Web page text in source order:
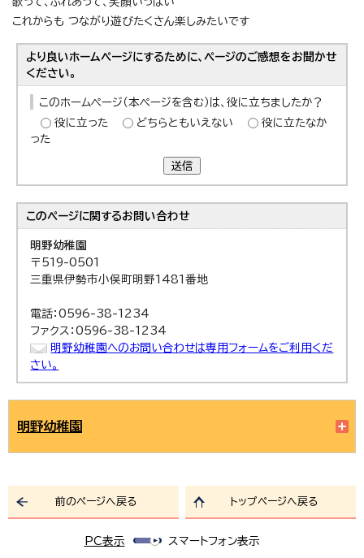
これからも つながり遊びたくさん楽しみたいです
より良いホームページにするために、ページのご感想をお聞かせ
ください。
このホームページ（本ページを含む）は、役に立ちましたか？
役に立った
どちらともいえない
役に立たなか
った
送信
このページに関するお問い合わせ
明野幼稚園
〒519-0501
三重県伊勢市小俣町明野1481番地
電話：0596-38-1234
ファクス：0596-38-1234
明野幼稚園へのお問い合わせは専用フォームをご利用くだ
さい。
明野幼稚園
前のページへ戻る トップページへ戻る
PC表示 スマートフォン表示